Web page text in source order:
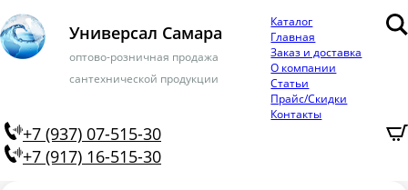
Универсал Самара
оптово-розничная продажа
сантехнической продукции
Каталог
Главная
Заказ и доставка
О компании
Статьи
Прайс/Скидки
Контакты
+7 (937) 07-515-30
+7 (917) 16-515-30